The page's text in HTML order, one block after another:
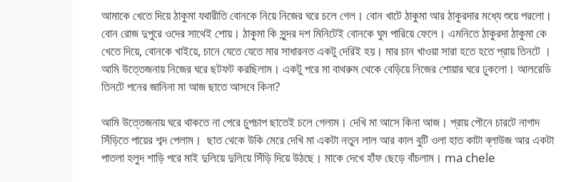
আমাকে খেতে দিয়ে ঠাকুমা যথারীতি বোনকে নিয়ে নিজের ঘরে চলে গেল। বোন খাটে ঠাকুমা আর ঠাকুরদার মধ্যে শুয়ে পরলো।
বোন রোজ দুপুরে ওদের সাথেই শোয়। ঠাকুমা কি সুন্দর দশ মিনিটেই বোনকে ঘুম পারিয়ে ফেলে। এমনিতে ঠাকুরদা ঠাকুমা কে
খেতে দিয়ে, বোনকে খাইয়ে, চানে যেতে যেতে মার সাধারনত একটু দেরিই হয়। মার চান খাওয়া সারা হতে হতে প্রায় তিনটে ।
আমি উত্তেজনায় নিজের ঘরে ছটফট করছিলাম। একটু পরে মা বাথরুম থেকে বেড়িয়ে নিজের শোয়ার ঘরে ঢুকলো। আলরেডি
তিনটে পনের জানিনা মা আজ ছাতে আসবে কিনা?
আমি উত্তেজনায় ঘরে থাকতে না পেরে চুপচাপ ছাতেই চলে গেলাম। দেখি মা আসে কিনা আজ। প্রায় পৌনে চারটে নাগাদ
সিঁড়িতে পায়ের শব্দ পেলাম। ছাত থেকে উকি মেরে দেখি মা একটা নতুন লাল আর কাল বুটি ওলা হাত কাটা ব্লাউজ আর একটা
পাতলা হলুদ শাড়ি পরে মাই দুলিয়ে দুলিয়ে সিঁড়ি দিয়ে উঠছে। মাকে দেখে হাঁফ ছেড়ে বাঁচলাম। ma chele